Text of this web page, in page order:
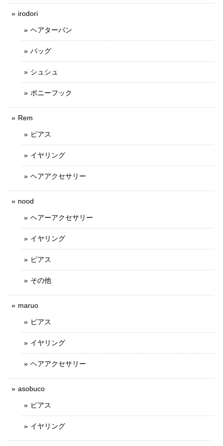
irodori
ヘアターバン
バッグ
シュシュ
ポニーフック
Rem
ピアス
イヤリング
ヘアアクセサリー
nood
ヘアーアクセサリー
イヤリング
ピアス
その他
maruo
ピアス
イヤリング
ヘアアクセサリー
asobuco
ピアス
イヤリング